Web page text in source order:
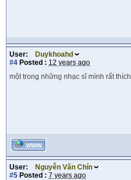
User:
Duykhoahd
#4 Posted : 12 years ago
một trong những nhạc sĩ mình rất thích
WWW
User:
Nguyễn Văn Chín
#5 Posted : 7 years ago